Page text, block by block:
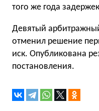
того же года
Девятый
отменил решение
иск. Опубликована
постановления.